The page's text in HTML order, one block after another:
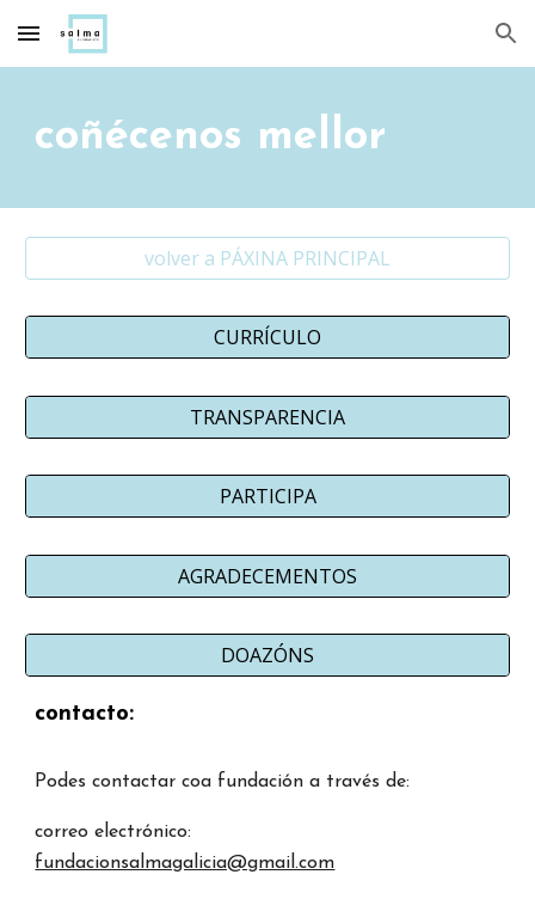
Skip to main content Skip to navigation
coñécenos mellor
volver a PÁXINA PRINCIPAL
CURRÍCULO
TRANSPARENCIA
PARTICIPA
AGRADECEMENTOS
DOAZÓNS
contacto:
Podes contactar coa fundación a través de:
correo electrónico:
fundacionsalmagalicia@gmail.com